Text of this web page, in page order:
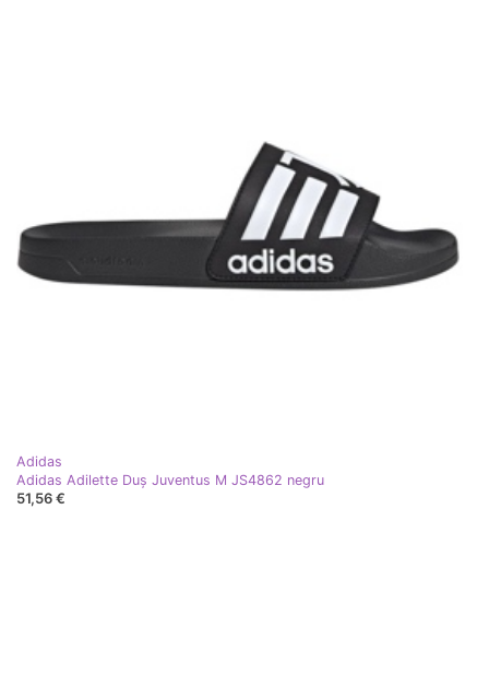
Adidas
Adidas Adilette Duș Juventus M JS4862 negru
51,56 €